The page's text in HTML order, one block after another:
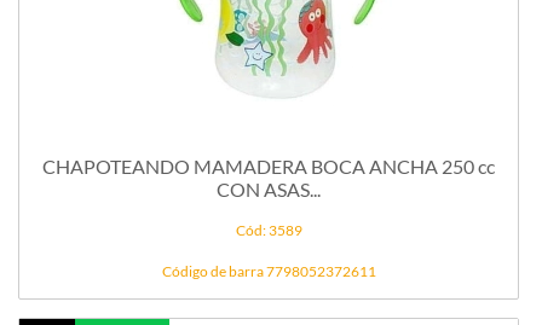
CHAPOTEANDO MAMADERA BOCA ANCHA 250 cc
CON ASAS...
Cód: 3589
Código de barra 7798052372611